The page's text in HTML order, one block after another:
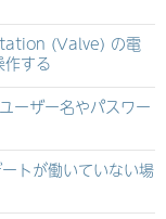
(Valve) の電
する
ザー名やパスワー
トが働いていない場